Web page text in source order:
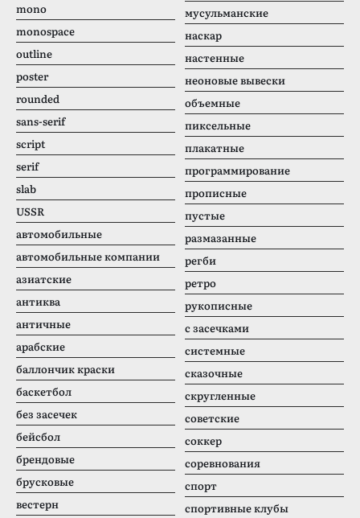
mono
monospace
outline
poster
rounded
sans-serif
script
serif
slab
USSR
автомобильные
автомобильные компании
азиатские
антиква
античные
арабские
баллончик краски
баскетбол
без засечек
бейсбол
брендовые
брусковые
вестерн
мусульманские
наскар
настенные
неоновые вывески
объемные
пиксельные
плакатные
программирование
прописные
пустые
размазанные
регби
ретро
рукописные
с засечками
системные
сказочные
скругленные
советские
соккер
соревнования
спорт
спортивные клубы